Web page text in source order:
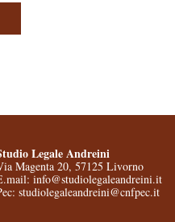
Legale Andreini
Magenta 20, 57125 Livorno
info@studiolegaleandreini.it
studiolegaleandreini@cnfpec.it